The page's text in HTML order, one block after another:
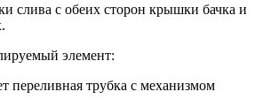
слива с обеих сторон крышки бачка и
элемент:
переливная трубка с механизмом